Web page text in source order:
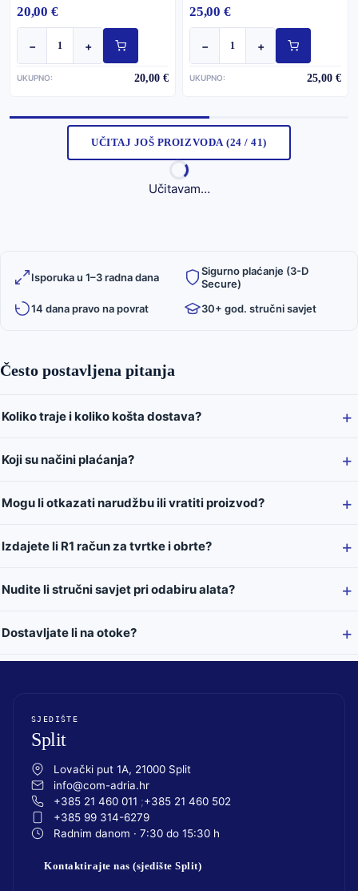
20,00 €
− +
UKUPNO: 20,00 €
25,00 €
− +
UKUPNO: 25,00 €
UČITAJ JOŠ PROIZVODA (24 / 41)
Učitavam…
Isporuka u 1–3 radna dana
Sigurno plaćanje (3-D
Secure)
14 dana pravo na povrat
30+ god. stručni savjet
Često postavljena pitanja
Koliko traje i koliko košta dostava?
Koji su načini plaćanja?
Mogu li otkazati narudžbu ili vratiti proizvod?
Izdajete li R1 račun za tvrtke i obrte?
Nudite li stručni savjet pri odabiru alata?
Dostavljate li na otoke?
SJEDIŠTE
Split
Lovački put 1A, 21000 Split
info@com-adria.hr
+385 21 460 011
+385 21 460 502
+385 99 314-6279
Radnim danom · 7:30 do 15:30 h
Kontaktirajte nas (sjedište Split)